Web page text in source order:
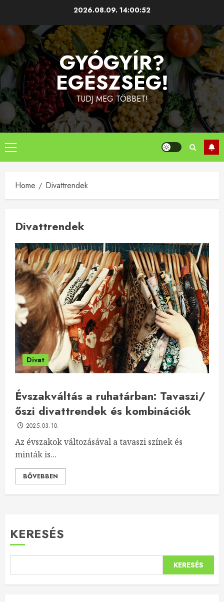
content
2026.08.09. 14:00:52
GYÓGYÍR?
EGÉSZSÉG!
TUDJ MEG TÖBBET!
Primary
Menu
Home Divattrendek
Divattrendek
Divat
Évszakváltás a ruhatárban: Tavaszi/
őszi divattrendek és kombinációk
2025.03.10.
Az évszakok változásával a tavaszi színek és
minták is...
BŐVEBBEN
KERESÉS
KERESÉS